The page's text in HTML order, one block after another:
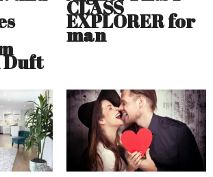
CLASS
EXPLORER for
man